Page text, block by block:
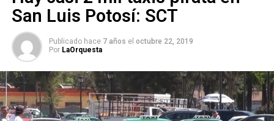
San Luis Potosí: SCT
Publicado hace 7 años el octubre 22, 2019
Por LaOrquesta